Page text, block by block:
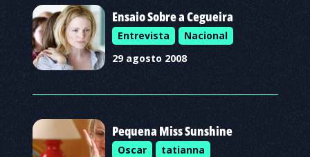
Ensaio Sobre a Cegueira
Entrevista
Nacional
29 agosto 2008
Pequena Miss Sunshine
Oscar
tatianna